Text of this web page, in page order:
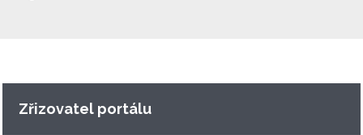
Zřizovatel portálu